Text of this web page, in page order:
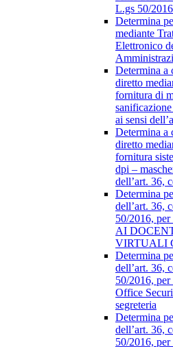
L.gs 50/
Determina
mediante
Elettronico
Determina a
diretto
fornitura di
ai sensi
Determina a
diretto
fornitura
dpi –
dell’art. 36,
Determina
dell’art. 36,
50/2016,
AI
VIRTUALI
Determina
dell’art. 36,
50/2016,
Office
segreteria
Determina
dell’art. 36,
50/2016,